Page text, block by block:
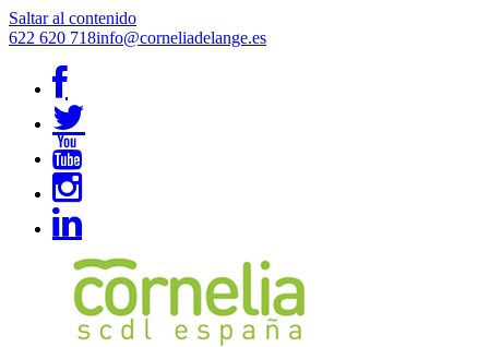
Saltar al contenido
622 620 718info@corneliadelange.es